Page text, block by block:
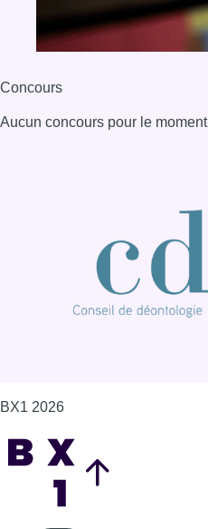
Concours
Aucun concours pour le moment
BX1 2026